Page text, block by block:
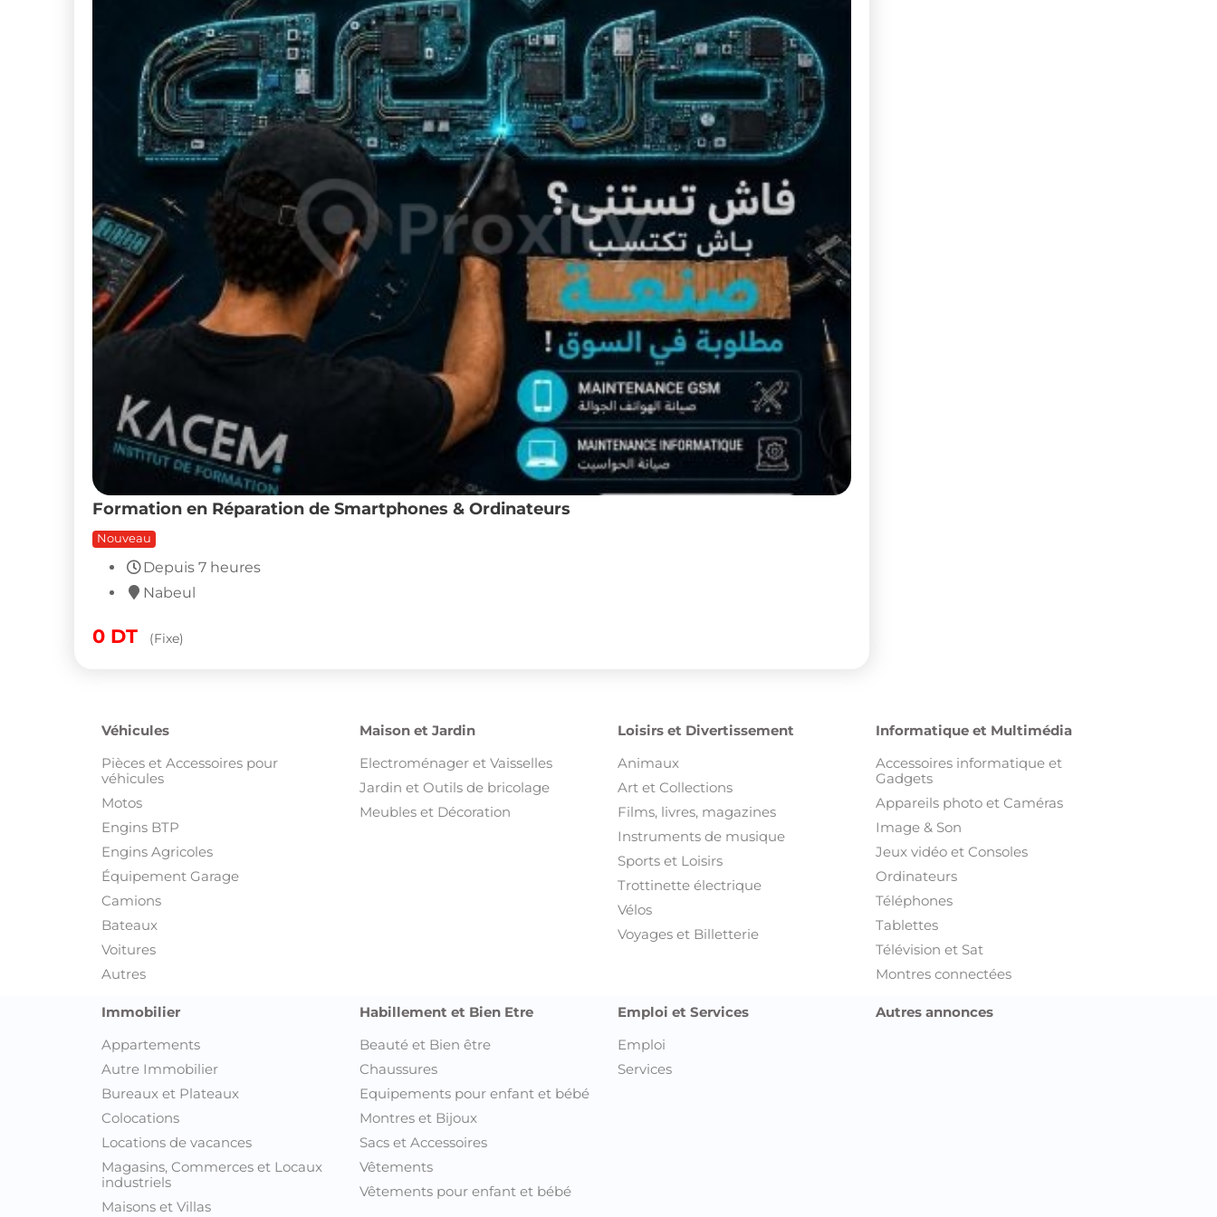
Formation en Réparation de Smartphones & Ordinateurs
Nouveau
Depuis 7 heures
Nabeul
0 DT (Fixe)
Véhicules
Pièces et Accessoires pour
véhicules
Motos
Engins BTP
Engins Agricoles
Équipement Garage
Camions
Bateaux
Voitures
Autres
Maison et Jardin
Electroménager et Vaisselles
Jardin et Outils de bricolage
Meubles et Décoration
Loisirs et Divertissement
Animaux
Art et Collections
Films, livres, magazines
Instruments de musique
Sports et Loisirs
Trottinette électrique
Vélos
Voyages et Billetterie
Informatique et Multimédia
Accessoires informatique et
Gadgets
Appareils photo et Caméras
Image & Son
Jeux vidéo et Consoles
Ordinateurs
Téléphones
Tablettes
Télévision et Sat
Montres connectées
Immobilier
Appartements
Autre Immobilier
Bureaux et Plateaux
Colocations
Locations de vacances
Magasins, Commerces et Locaux
industriels
Maisons et Villas
Habillement et Bien Etre
Beauté et Bien être
Chaussures
Equipements pour enfant et bébé
Montres et Bijoux
Sacs et Accessoires
Vêtements
Vêtements pour enfant et bébé
Emploi et Services
Emploi
Services
Autres annonces